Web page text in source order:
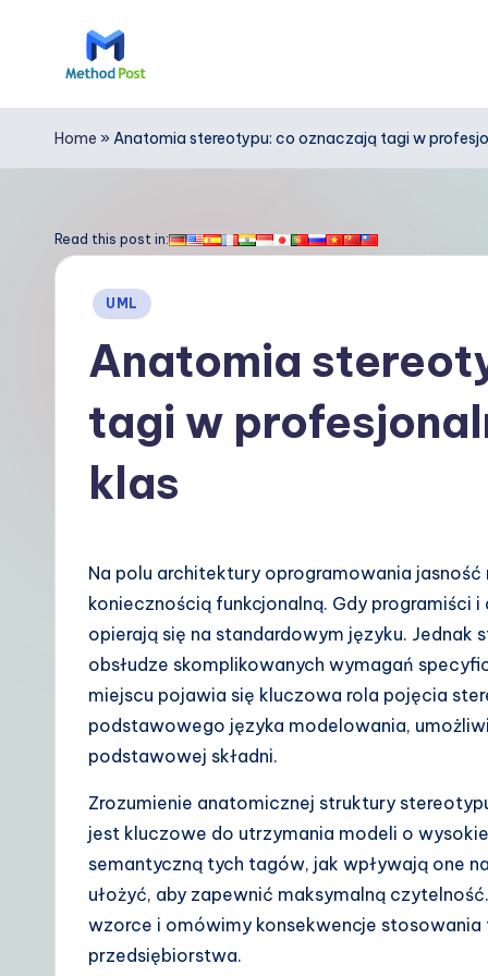
M
e
h
Y
Home » Anatomia stereotypu: co oznaczają tagi w
Read this post in:
Posted
UML
Anatomia
tagi w
klas
Na polu architektury oprogramowania
koniecznością funkcjonalną. Gdy programiści
opierają się na standardowym języku.
obsłudze skomplikowanych wymagań
miejscu pojawia się kluczowa rola pojęcia
podstawowego języka modelowania,
podstawowej składni.
Zrozumienie anatomicznej struktury
jest kluczowe do utrzymania modeli o
semantyczną tych tagów, jak wpływają one
ułożyć, aby zapewnić maksymalną
wzorce i omówimy konsekwencje
przedsiębiorstwa.